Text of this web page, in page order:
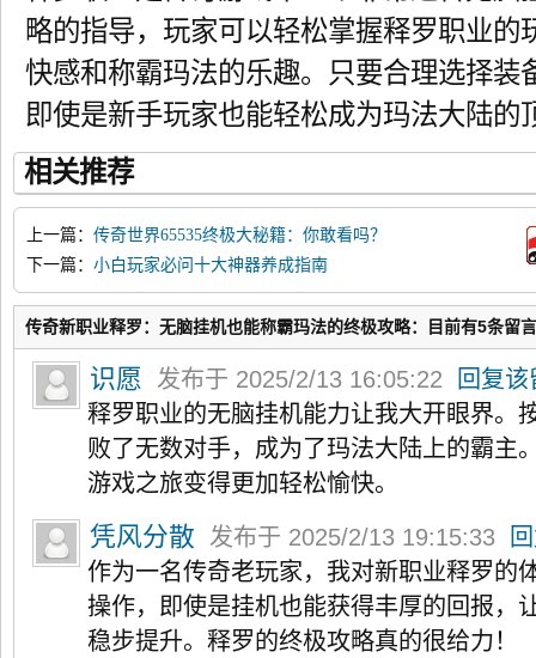
略的指导，玩家可以轻松掌握释罗职业的
快感和称霸玛法的乐趣。只要合理选择装
即使是新手玩家也能轻松成为玛法大陆的
相关推荐
上一篇： 传奇世界65535终极大秘籍：你敢看吗？
下一篇： 小白玩家必问十大神器养成指南
传奇新职业释罗：无脑挂机也能称霸玛法的终极攻略：目前有5条留言
识愿 发布于 2025/2/13 16:05:22
回复该
释罗职业的无脑挂机能力让我大开眼界。
败了无数对手，成为了玛法大陆上的霸主
游戏之旅变得更加轻松愉快。
凭风分散 发布于 2025/2/13 19:15:33
作为一名传奇老玩家，我对新职业释罗的
操作，即使是挂机也能获得丰厚的回报，
稳步提升。释罗的终极攻略真的很给力！